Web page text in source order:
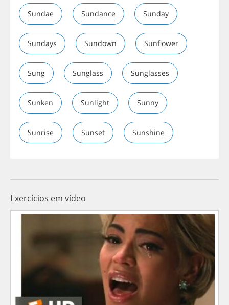
Sundae Sundance Sunday
Sundays Sundown Sunflower
Sung Sunglass Sunglasses
Sunken Sunlight Sunny
Sunrise Sunset Sunshine
Exercícios em vídeo